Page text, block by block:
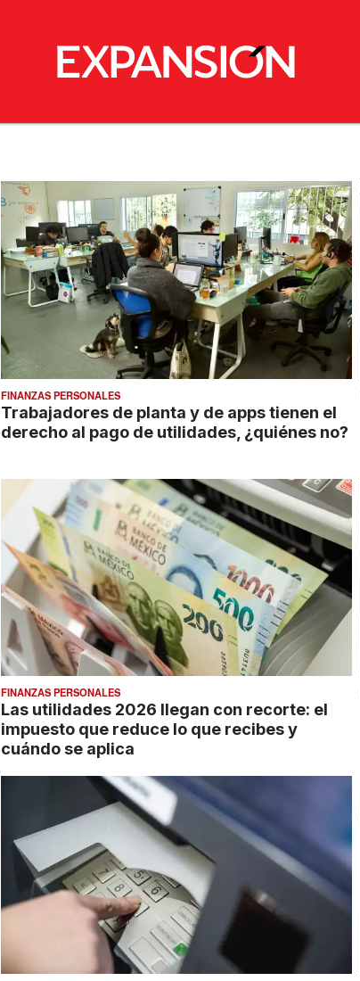
FINANZAS PERSONALES
Trabajadores de planta y de apps tienen el
derecho al pago de utilidades, ¿quiénes no?
FINANZAS PERSONALES
Las utilidades 2026 llegan con recorte: el
impuesto que reduce lo que recibes y
cuándo se aplica